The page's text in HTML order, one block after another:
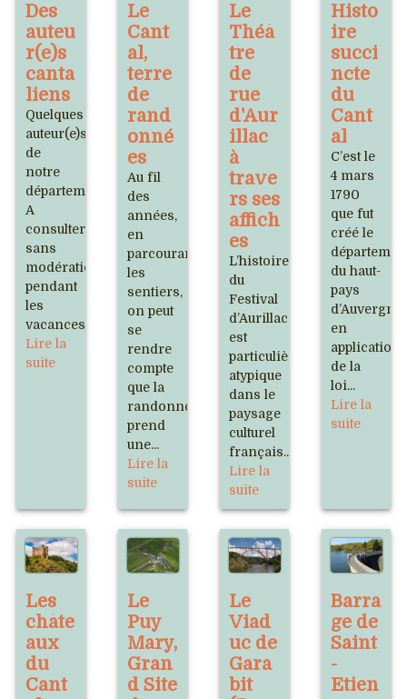
Des
auteu
r(e)s
canta
liens
Quelques
auteur(e)s
de
notre
département.
A
consulter
sans
modération
pendant
les
vacances.
Lire la
suite
Le
Cant
al,
terre
de
rand
onné
es
Au fil
des
années,
en
parcourant
les
sentiers,
on peut
se
rendre
compte
que la
randonnée
prend
une...
Lire la
suite
Le
Théâ
tre
de
rue
d'Aur
illac
à
trave
rs ses
affich
es
L’histoire
du
Festival
d’Aurillac
est
particulièrement
atypique
dans le
paysage
culturel
français...
Lire la
suite
Histo
ire
succi
ncte
du
Cant
al
C’est le
4 mars
1790
que fut
créé le
du haut-
pays
d’Auvergne
en
application
de la
loi...
Lire la
suite
Les
châte
aux
du
Cant
Le
Puy
Mary,
Gran
d Site
Le
Viad
uc de
Gara
bit
Barra
ge de
Saint
-
Etien